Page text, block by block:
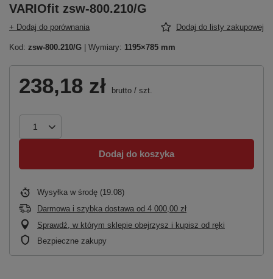
VARIOfit zsw-800.210/G
+ Dodaj do porównania Dodaj do listy zakupowej
Kod: zsw-800.210/G | Wymiary: 1195×785 mm
238,18 zł brutto / szt.
Dodaj do koszyka
Wysyłka w środę (19.08)
Darmowa i szybka dostawa od 4 000,00 zł
Sprawdź, w którym sklepie obejrzysz i kupisz od ręki
Bezpieczne zakupy